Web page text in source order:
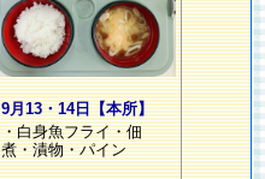
9月13・14日【本所】
・白身魚フライ・佃
煮・漬物・パイン